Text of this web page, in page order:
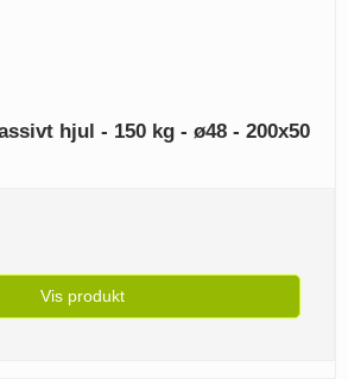
hjul - 150 kg - ø48 - 200x50
Vis produkt